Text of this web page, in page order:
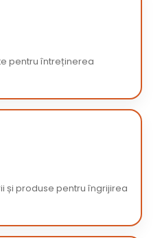
pentru întreținerea
și produse pentru îngrijirea